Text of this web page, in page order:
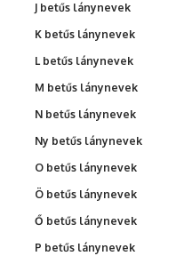
J betűs lánynevek
K betűs lánynevek
L betűs lánynevek
M betűs lánynevek
N betűs lánynevek
Ny betűs lánynevek
O betűs lánynevek
Ö betűs lánynevek
Ő betűs lánynevek
P betűs lánynevek